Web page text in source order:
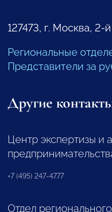
127473, г. Москва, 2-
Региональные
Представители за
Другие
Центр экспертизы и
+7 (495) 247-4777
Отдел